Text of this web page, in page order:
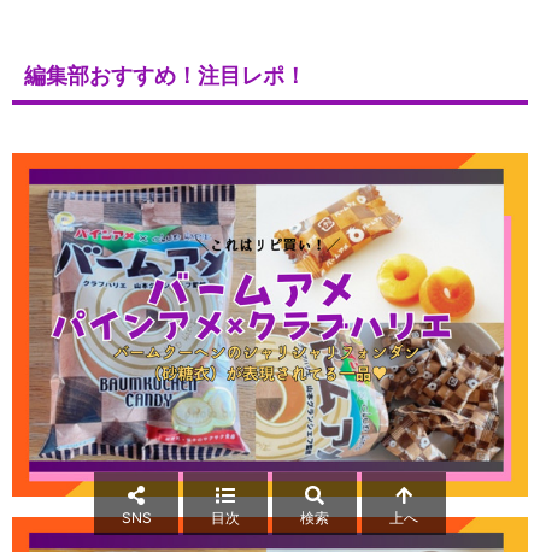
編集部おすすめ！注目レポ！
SNS 目次 検索 上へ